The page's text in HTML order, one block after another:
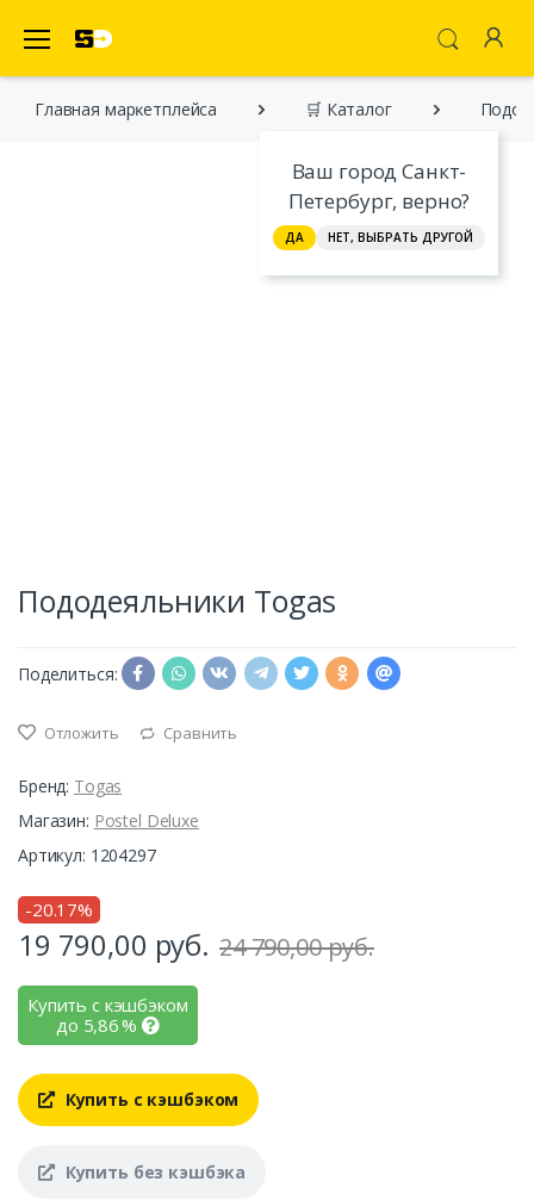
Ваш город Санкт-
Петербург, верно?
ДА НЕТ, ВЫБРАТЬ ДРУГОЙ
Главная марĸетплейса 🛒 Каталог
Пододеяльники Togas
Поделиться:
Отложить Сравнить
Бренд: Togas
Магазин: Postel Deluxe
Артикул: 1204297
-20.17%
19 790,00 руб. 24 790,00 руб.
Купить с кэшбэком
до 5,86%
Купить с кэшбэком
Купить без кэшбэка